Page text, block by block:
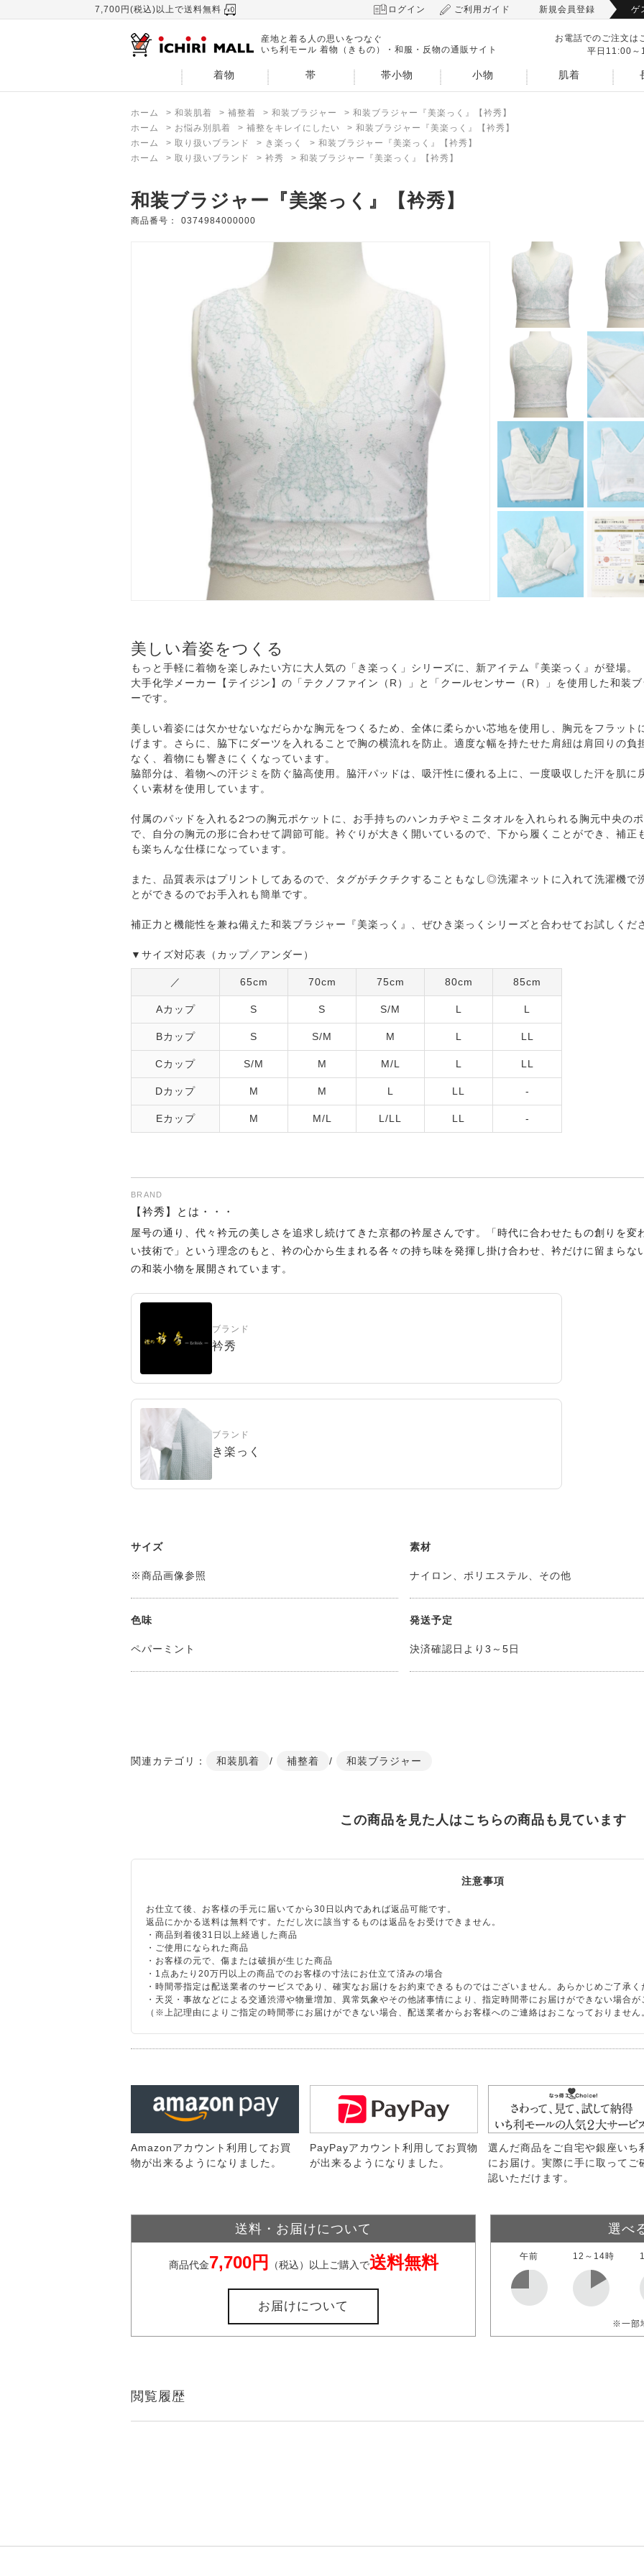
7,700円(税込)以上で送料無料 ログイン ご利用ガイド 新規会員登録 ゲ
産地と着る人の思いをつなぐ
いち利モール 着物（きもの）・和服・反物の通販サイト
お電話でのご注文は
平日11:00～
着物 帯 帯小物 小物 肌着
ホーム > 和装肌着 > 補整着 > 和装ブラジャー > 和装ブラジャー『美楽っく』【衿秀】
ホーム
> お悩み別肌着 > 補整をキレイにしたい > 和装ブラジャー『美楽っく』【衿秀】
ホーム
> 取り扱いブランド > き楽っく > 和装ブラジャー『美楽っく』【衿秀】
ホーム
> 取り扱いブランド > 衿秀 > 和装ブラジャー『美楽っく』【衿秀】
和装ブラジャー『美楽っく』【衿秀】
商品番号： 0374984000000
美しい着姿をつくる
もっと手軽に着物を楽しみたい方に大人気の「き楽っく」シリーズに、新アイテム『美楽っく』が登場。
大手化学メーカー【テイジン】の「テクノファイン（R）」と「クールセンサー（R）」を使用した和装ブ
ーです。
美しい着姿には欠かせないなだらかな胸元をつくるため、全体に柔らかい芯地を使用し、胸元をフラット
げます。さらに、脇下にダーツを入れることで胸の横流れを防止。適度な幅を持たせた肩紐は肩回りの負
なく、着物にも響きにくくなっています。
脇部分は、着物への汗ジミを防ぐ脇高使用。脇汗パッドは、吸汗性に優れる上に、一度吸収した汗を肌に
くい素材を使用しています。
付属のパッドを入れる2つの胸元ポケットに、お手持ちのハンカチやミニタオルを入れられる胸元中央のポ
で、自分の胸元の形に合わせて調節可能。衿ぐりが大きく開いているので、下から履くことができ、補正
も楽ちんな仕様になっています。
また、品質表示はプリントしてあるので、タグがチクチクすることもなし◎洗濯ネットに入れて洗濯機で
とができるのでお手入れも簡単です。
補正力と機能性を兼ね備えた和装ブラジャー『美楽っく』、ぜひき楽っくシリーズと合わせてお試しくだ
▼サイズ対応表（カップ／アンダー）
／ 65cm 70cm 75cm 80cm 85cm
Aカップ S S S/M L L
Bカップ S S/M M L LL
Cカップ S/M M M/L L LL
Dカップ M M L LL -
Eカップ M M/L L/LL LL -
BRAND
【衿秀】とは・・・
屋号の通り、代々衿元の美しさを追求し続けてきた京都の衿屋さんです。「時代に合わせたもの創りを変
い技術で」という理念のもと、衿の心から生まれる各々の持ち味を発揮し掛け合わせ、衿だけに留まらな
の和装小物を展開されています。
ブランド
衿秀
ブランド
き楽っく
サイズ
※商品画像参照
素材
ナイロン、ポリエステル、その他
色味
ペパーミント
発送予定
決済確認日より3～5日
関連カテゴリ： 和装肌着 / 補整着 / 和装ブラジャー
この商品を見た人はこちらの商品も見ています
注意事項
お仕立て後、お客様の手元に届いてから30日以内であれば返品可能です。
返品にかかる送料は無料です。ただし次に該当するものは返品をお受けできません。
・商品到着後31日以上経過した商品
・ご使用になられた商品
・お客様の元で、傷または破損が生じた商品
・1点あたり20万円以上の商品でのお客様の寸法にお仕立て済みの場合
・時間帯指定は配送業者のサービスであり、確実なお届けをお約束できるものではございません。あらかじめご了承く
・天災・事故などによる交通渋滞や物量増加、異常気象やその他諸事情により、指定時間帯にお届けができない場合が
（※上記理由によりご指定の時間帯にお届けができない場合、配送業者からお客様へのご連絡はおこなっておりません
Amazonアカウント利用してお買
物が出来るようになりました。
PayPayアカウント利用してお買物
が出来るようになりました。
選んだ商品をご自宅や銀座いち
にお届け。実際に手に取ってご
認いただけます。
送料・お届けについて
商品代金7,700円 （税込）以上ご購入で送料無料
お届けについて
選べ
午前 12～14時
※一部
閲覧履歴